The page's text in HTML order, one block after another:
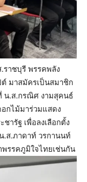
าชบุรี พรรคพลัง
มาสมัครเป็นสมาชิก
น.ส.กรณิศ งามสุคนธ์
กไม้มาร่วมแสดง
ารัฐ เพื่อลงเลือกตั้ง
.ส.ภาดาท์ วรกานนท์
พรรคภูมิใจไทยเช่นกัน